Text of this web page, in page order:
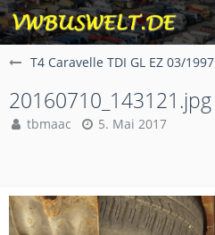
T4 Caravelle TDI GL EZ 03/1997
20160710_143121.jpg
tbmaac 5. Mai 2017